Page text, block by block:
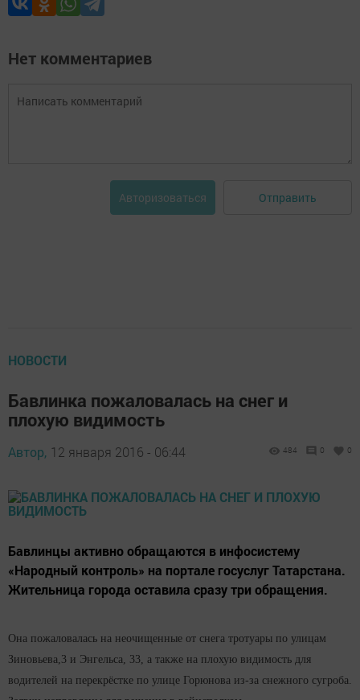
Нет комментариев
Авторизоваться Отправить
НОВОСТИ
Бавлинка пожаловалась на снег и
плохую видимость
Автор, 12 января 2016 - 06:44 484 0 0
Бавлинцы активно обращаются в инфосистему
«Народный контроль» на портале госуслуг Татарстана.
Жительница города оставила сразу три обращения.
Она пожаловалась на неочищенные от снега тротуары по улицам
Зиновьева,3 и Энгельса, 33, а также на плохую видимость для
водителей на перекрёстке по улице Горюнова из-за снежного сугроба.